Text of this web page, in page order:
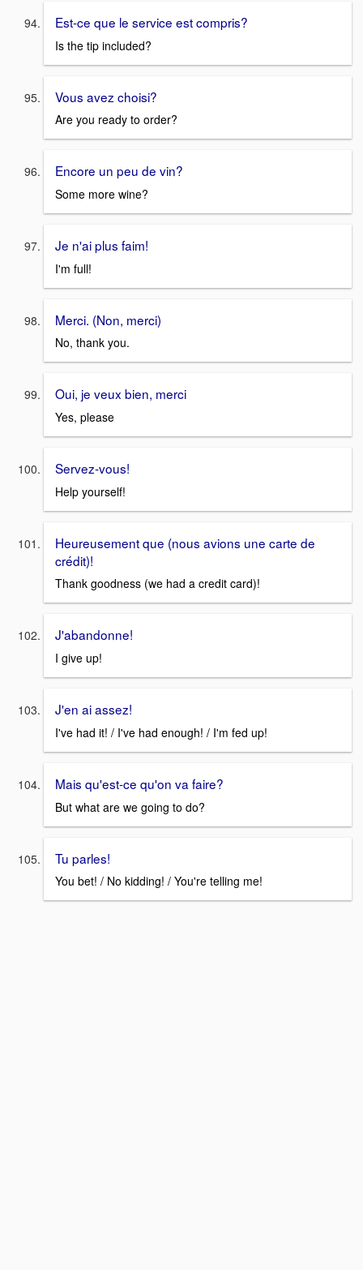
Est-ce que le service est compris?
Is the tip included?
Vous avez choisi?
Are you ready to order?
Encore un peu de vin?
Some more wine?
Je n'ai plus faim!
I'm full!
Merci. (Non, merci)
No, thank you.
Oui, je veux bien, merci
Yes, please
Servez-vous!
Help yourself!
Heureusement que (nous avions une carte de
crédit)!
Thank goodness (we had a credit card)!
J'abandonne!
I give up!
J'en ai assez!
I've had it! / I've had enough! / I'm fed up!
Mais qu'est-ce qu'on va faire?
But what are we going to do?
Tu parles!
You bet! / No kidding! / You're telling me!